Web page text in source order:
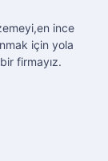
ince
için yola
firmayız.